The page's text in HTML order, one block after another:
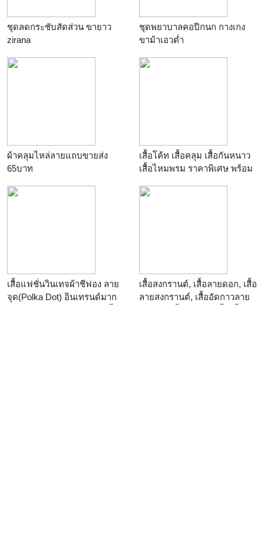
ชุดลดกระชับสัดส่วน ขายาว
zirana
ชุดพยาบาลคอปีกนก กางเกง
ขาม้าเอวต่ำ
ผ้าคลุมไหล่ลายแถบขายส่ง
65บาท
เสื้อโค้ท เสื้อคลุม เสื้อกันหนาว
เสื้อไหมพรม ราคาพิเศษ พร้อม
เสื้อแฟชั่นวินเทจผ้าชีฟอง ลาย
จุด(Polka Dot) อินเทรนด์มาก
เสื้อสงกรานต์, เสื้อลายดอก, เสื้อ
ลายสงกรานต์, เสื้ออัดกาวลาย